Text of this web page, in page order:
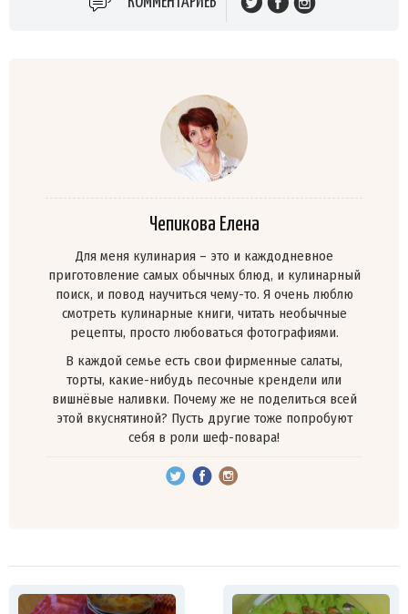
Чепикова Елена
Для меня кулинария – это и каждодневное
приготовление самых обычных блюд, и кулинарный
поиск, и повод научиться чему-то. Я очень люблю
смотреть кулинарные книги, читать необычные
рецепты, просто любоваться фотографиями.
В каждой семье есть свои фирменные салаты,
торты, какие-нибудь песочные крендели или
вишнёвые наливки. Почему же не поделиться всей
этой вкуснятиной? Пусть другие тоже попробуют
себя в роли шеф-повара!